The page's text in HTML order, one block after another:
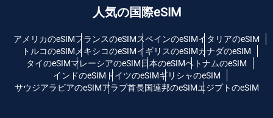
人気の国際eSIM
アメリカのeSIMフランスのeSIMスペインのeSIMイタリアのeSIM
トルコのeSIM メキシコのeSIMイギリスのeSIMカナダのeSIM
タイのeSIMマレーシアのeSIM日本のeSIMベトナムのeSIM
インドのeSIM ドイツのeSIMギリシャのeSIM
サウジアラビアのeSIMアラブ首長国連邦のeSIMエジプトのeSIM